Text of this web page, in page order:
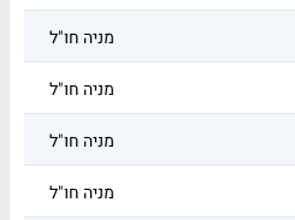
מניה חו"ל
מניה חו"ל
מניה חו"ל
מניה חו"ל